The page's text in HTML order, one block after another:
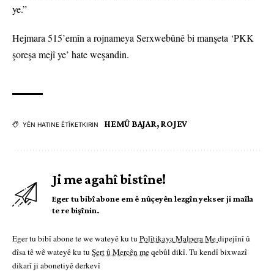
ye.”
Hejmara 515’emîn a rojnameya Serxwebûnê bi manşeta ‘PKK
şoreşa mejî ye’ hate weşandin.
YÊN HATINE ÊTÎKETKIRIN HEMÛ BAJAR,ROJEV
Ji me agahî bistîne!
Eger tu bibî abone em ê nûçeyên lezgîn yekser ji maîla
te re bişînin.
Eger tu bibî abone te we wateyê ku tu Polîtikaya Malpera Medipejînî û
dîsa tê wê wateyê ku tu Şert û Mercên meqebûl dikî. Tu kendî bixwazî
dikarî ji abonetiyê derkevî